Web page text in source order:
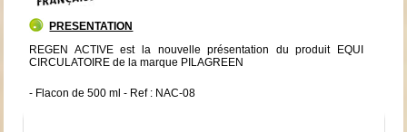
PRESENTATION
REGEN ACTIVE est la nouvelle présentation du produit EQUI
CIRCULATOIRE de la marque PILAGREEN
- Flacon de 500 ml - Ref : NAC-08